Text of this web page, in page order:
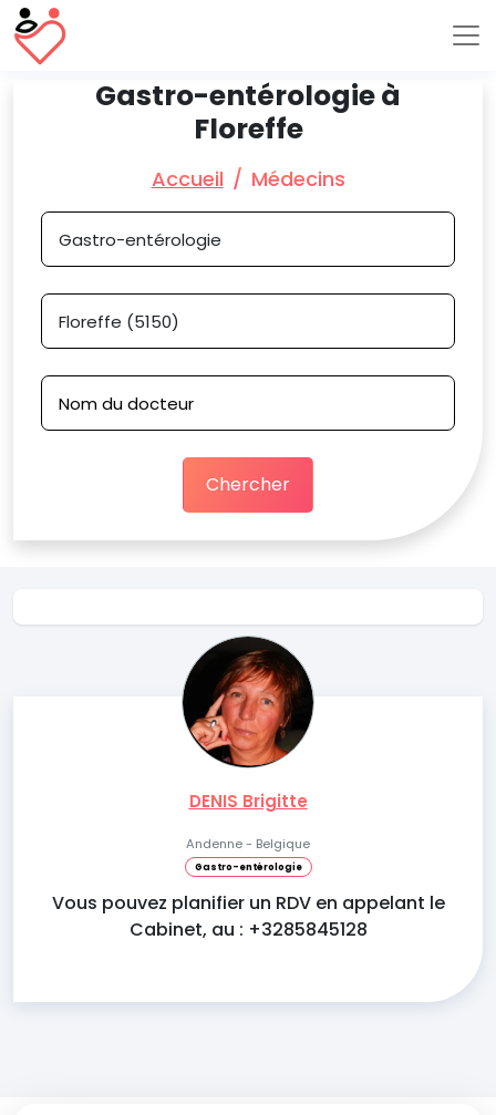
Gastro-entérologie à
Floreffe
Accueil Médecins
Chercher
DENIS Brigitte
Andenne - Belgique
Gastro-entérologie
Vous pouvez planifier un RDV en appelant le
Cabinet, au : +3285845128